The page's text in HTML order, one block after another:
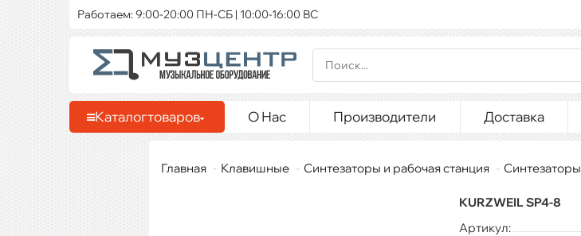
Работаем: 9:00-20:00 ПН-СБ | 10:00-16:00 ВС
Каталогтоваров О Нас Производители Доставка
Главная Клавишные Синтезаторы и рабочая станция Синтезаторы
KURZWEIL SP4-8
Артикул: